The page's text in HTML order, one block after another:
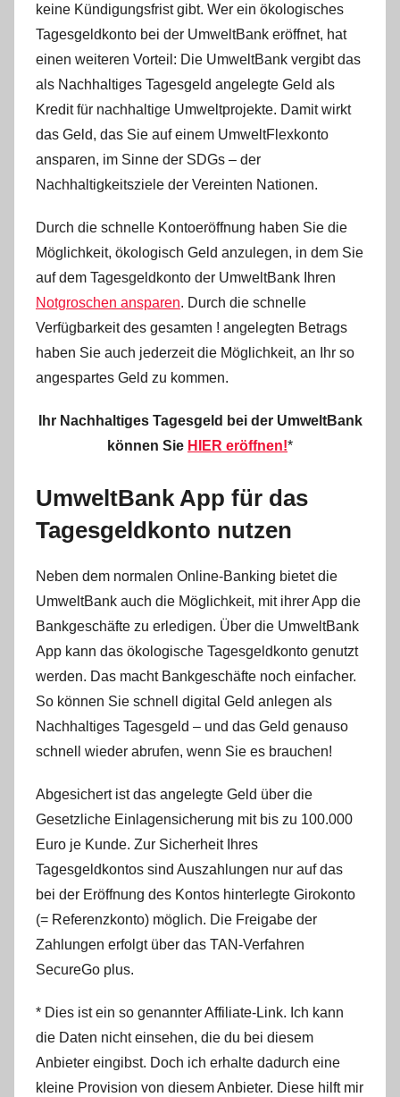
keine Kündigungsfrist gibt. Wer ein ökologisches
Tagesgeldkonto bei der UmweltBank eröffnet, hat
einen weiteren Vorteil: Die UmweltBank vergibt das
als Nachhaltiges Tagesgeld angelegte Geld als
Kredit für nachhaltige Umweltprojekte. Damit wirkt
das Geld, das Sie auf einem UmweltFlexkonto
ansparen, im Sinne der SDGs – der
Nachhaltigkeitsziele der Vereinten Nationen.
Durch die schnelle Kontoeröffnung haben Sie die
Möglichkeit, ökologisch Geld anzulegen, in dem Sie
auf dem Tagesgeldkonto der UmweltBank Ihren
Notgroschen ansparen. Durch die schnelle
Verfügbarkeit des gesamten ! angelegten Betrags
haben Sie auch jederzeit die Möglichkeit, an Ihr so
angespartes Geld zu kommen.
Ihr Nachhaltiges Tagesgeld bei der UmweltBank
können Sie HIER eröffnen!*
UmweltBank App für das
Tagesgeldkonto nutzen
Neben dem normalen Online-Banking bietet die
UmweltBank auch die Möglichkeit, mit ihrer App die
Bankgeschäfte zu erledigen. Über die UmweltBank
App kann das ökologische Tagesgeldkonto genutzt
werden. Das macht Bankgeschäfte noch einfacher.
So können Sie schnell digital Geld anlegen als
Nachhaltiges Tagesgeld – und das Geld genauso
schnell wieder abrufen, wenn Sie es brauchen!
Abgesichert ist das angelegte Geld über die
Gesetzliche Einlagensicherung mit bis zu 100.000
Euro je Kunde. Zur Sicherheit Ihres
Tagesgeldkontos sind Auszahlungen nur auf das
bei der Eröffnung des Kontos hinterlegte Girokonto
(= Referenzkonto) möglich. Die Freigabe der
Zahlungen erfolgt über das TAN-Verfahren
SecureGo plus.
* Dies ist ein so genannter Affiliate-Link. Ich kann
die Daten nicht einsehen, die du bei diesem
Anbieter eingibst. Doch ich erhalte dadurch eine
kleine Provision von diesem Anbieter. Diese hilft mir